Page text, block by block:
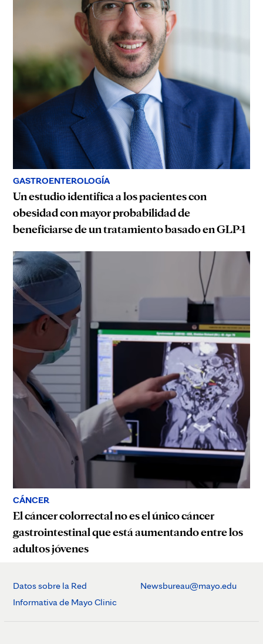
GASTROENTEROLOGÍA
Un estudio identifica a los pacientes con
obesidad con mayor probabilidad de
beneficiarse de un tratamiento basado en GLP-1
CÁNCER
El cáncer colorrectal no es el único cáncer
gastrointestinal que está aumentando entre los
adultos jóvenes
Datos sobre la Red
Informativa de Mayo Clinic
Newsbureau@mayo.edu